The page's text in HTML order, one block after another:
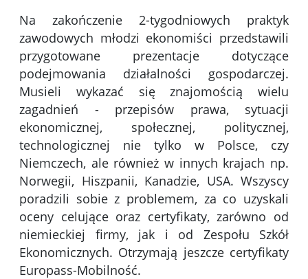
Na zakończenie 2-tygodniowych praktyk
zawodowych młodzi ekonomiści przedstawili
przygotowane prezentacje dotyczące
podejmowania działalności gospodarczej.
Musieli wykazać się znajomością wielu
zagadnień - przepisów prawa, sytuacji
ekonomicznej, społecznej, politycznej,
technologicznej nie tylko w Polsce, czy
Niemczech, ale również w innych krajach np.
Norwegii, Hiszpanii, Kanadzie, USA. Wszyscy
poradzili sobie z problemem, za co uzyskali
oceny celujące oraz certyfikaty, zarówno od
niemieckiej firmy, jak i od Zespołu Szkół
Ekonomicznych. Otrzymają jeszcze certyfikaty
Europass-Mobilność.